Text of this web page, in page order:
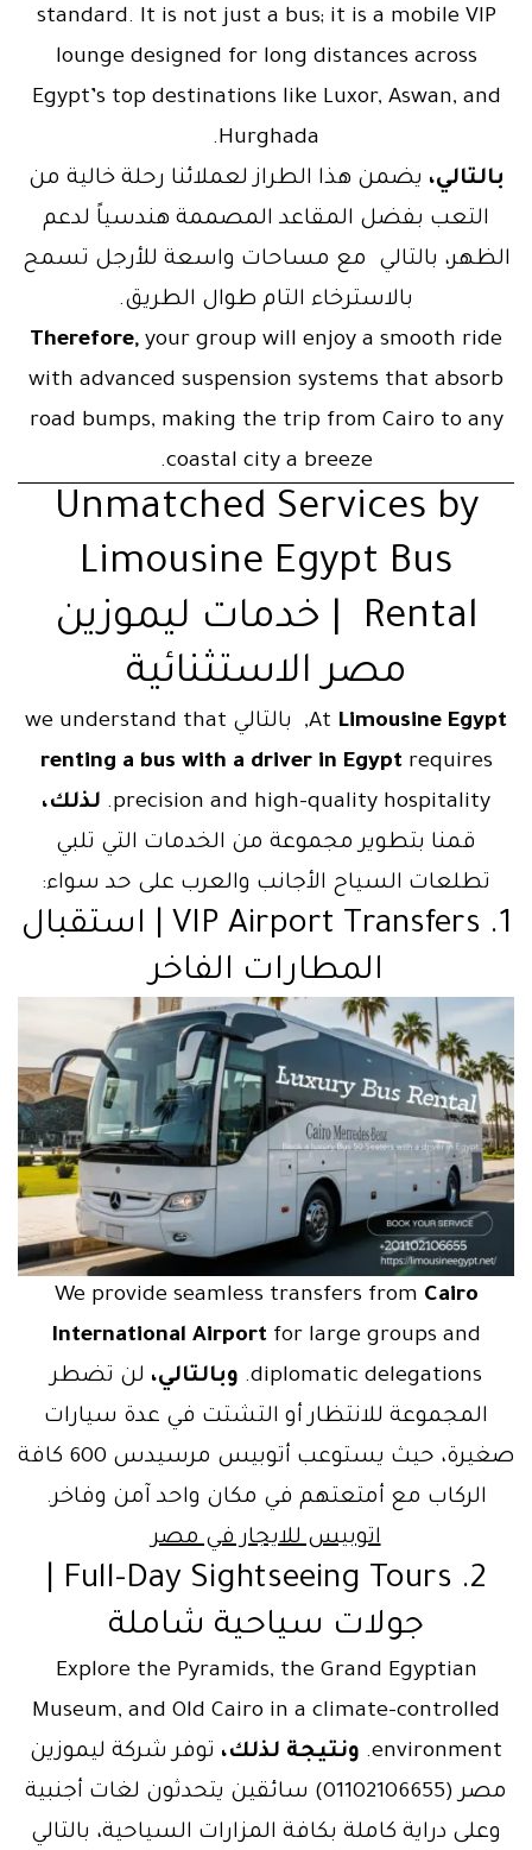
standard. It is not just a bus; it is a mobile VIP
lounge designed for long distances across
Egypt’s top destinations like Luxor, Aswan, and
Hurghada.
بالتالي، يضمن هذا الطراز لعملائنا رحلة خالية من
التعب بفضل المقاعد المصممة هندسياً لدعم
الظهر، بالتالي مع مساحات واسعة للأرجل تسمح
بالاسترخاء التام طوال الطريق.
Therefore, your group will enjoy a smooth ride
with advanced suspension systems that absorb
road bumps, making the trip from Cairo to any
coastal city a breeze.
Unmatched Services by
Limousine Egypt Bus
Rental | خدمات ليموزين
مصر الاستثنائية
At Limousine Egypt
, بالتالي we understand that
renting a bus with a driver in Egyptrequires
precision and high-quality hospitality. لذلك،
قمنا بتطوير مجموعة من الخدمات التي تلبي
تطلعات السياح الأجانب والعرب على حد سواء:
1. VIP Airport Transfers | استقبال
المطارات الفاخر
We provide seamless transfers from Cairo
International Airport for large groups and
diplomatic delegations. وبالتالي، لن تضطر
المجموعة للانتظار أو التشتت في عدة سيارات
صغيرة، حيث يستوعب أتوبيس مرسيدس 600 كافة
الركاب مع أمتعتهم في مكان واحد آمن وفاخر.
اتوبيس للايجار في مصر
جولات سياحية شاملة
Explore the Pyramids, the Grand Egyptian
Museum, and Old Cairo in a climate-controlled
environment. ونتيجة لذلك، توفر شركة ليموزين
مصر (01102106655) سائقين يتحدثون لغات أجنبية
وعلى دراية كاملة بكافة المزارات السياحية، بالتالي